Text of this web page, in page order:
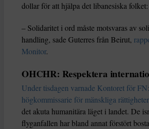
dollar för att hjälpa det libanesiska folket:
– Solidaritet i ord måste motsvaras av
handling, sade Guterres från Beirut,
Monitor.
OHCHR: Respektera
Under tisdagen varnade Kontoret för
högkommissarie för mänskliga
det akuta humanitära läget i landet. De
flyganfallen har bland annat förstört